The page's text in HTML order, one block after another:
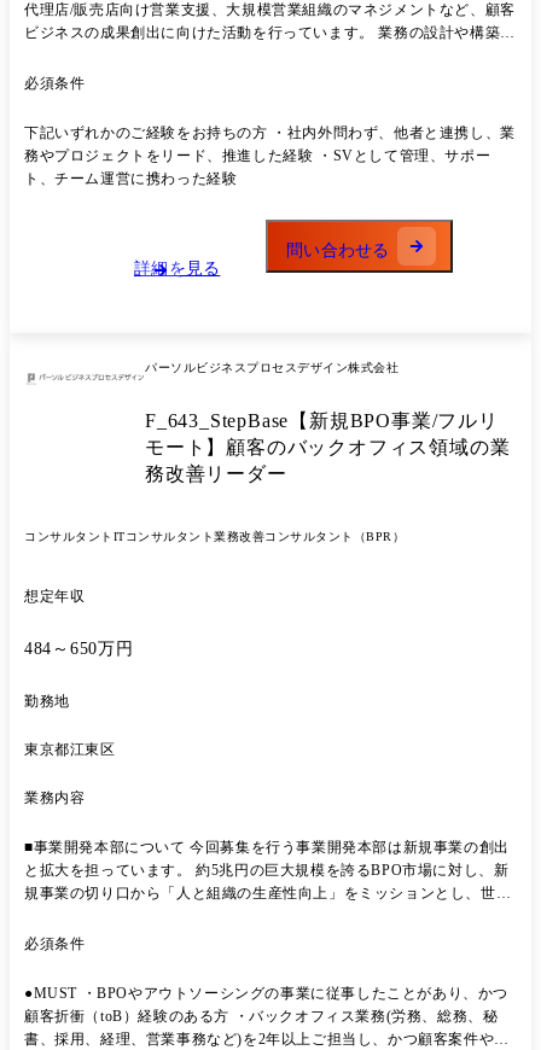
代理店/販売店向け営業支援、大規模営業組織のマネジメントなど、顧客
ビジネスの成果創出に向けた活動を行っています。 業務の設計や構築、
現していく組織です。 ”全体の絵を描く”コンサルタントではなく、机上
の営業活動・結果分析まですべての営業プロセスにおいて”伴走型のコ
ンサルティング営業活動”を行うことができます。 「新サービスを拡販
したいが営業組織が小さい(ない)」「営業ナレッジが属人化しており、
化する最適な支援サービスを提供しています。 本ポジションは委託され
たプロジェクトのPMとして、4～10名ほどのプロジェクトをマネジメン
トし、「顧客ビジネスを成功へ導く」ための活動を推進していただきま
務例】 ●業務要件の定義や業務構築 ●運用フローの設計 ●アカウントプ
理 ●リーダー育成(人材育成) ●プロジェクト事例 顧客:大手ペイメント事
業社 課題:インバウンド需要の激化、顧客内組織再編による業務範囲の
拡大によりリソース、ノウハウ不足 支援内容: 1.営業実働部隊の数値管
案や、営業スキームの確立 結果:取次(顧客紹介)スキームを確立し、新た
向先の定める職種)
必須条件
下記いずれかのご経験をお持ちの方 ・社内外問わず、他者と連携し、業
務やプロジェクトをリード、推進した経験 ・SVとして管理、サポー
ト、チーム運営に携わった経験
詳細を見る
問い合わせる
パーソルビジネスプロセスデザイン株式会社
F_643_StepBase【新規BPO事業/フルリ
モート】顧客のバックオフィス領域の業
務改善リーダー
コンサルタント ITコンサルタント業務改善コンサルタント（BPR）
想定年収
484～650万円
勤務地
東京都江東区
業務内容
■事業開発本部について 今回募集を行う事業開発本部は新規事業の創出
と拡大を担っています。 約5兆円の巨大規模を誇るBPO市場に対し、新
規事業の切り口から「人と組織の生産性向上」をミッションとし、世の
9月26日に新規事業である「StepBase」の提供を開始いたしました。
のバックオフィス業務をプロセス設計～実務部分まで担う、オンライン
業務代行サービスです。 現在はパーソルの得意領域である採用部分にお
いてサービス提供を始め、既に複数社からご依頼をいただいておりま
必須条件
●MUST ・BPOやアウトソーシングの事業に従事したことがあり、かつ
顧客折衝（toB）経験のある方 ・バックオフィス業務(労務、総務、秘
書、採用、経理、営業事務など)を2年以上ご担当し、かつ顧客案件や社